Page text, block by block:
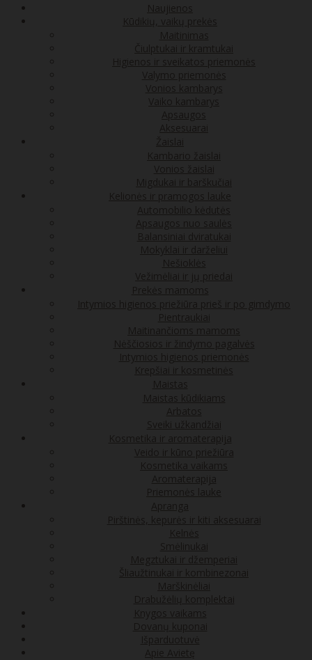
Naujienos
Kūdikių, vaikų prekės
Maitinimas
Čiulptukai ir kramtukai
Higienos ir sveikatos priemonės
Valymo priemonės
Vonios kambarys
Vaiko kambarys
Apsaugos
Aksesuarai
Žaislai
Kambario žaislai
Vonios žaislai
Migdukai ir barškučiai
Kelionės ir pramogos lauke
Automobilio kėdutės
Apsaugos nuo saulės
Balansiniai dviratukai
Mokyklai ir darželiui
Nešioklės
Vežimėliai ir jų priedai
Prekės mamoms
Intymios higienos priežiūra prieš ir po gimdymo
Pientraukiai
Maitinančioms mamoms
Nėščiosios ir žindymo pagalvės
Intymios higienos priemonės
Krepšiai ir kosmetinės
Maistas
Maistas kūdikiams
Arbatos
Sveiki užkandžiai
Kosmetika ir aromaterapija
Veido ir kūno priežiūra
Kosmetika vaikams
Aromaterapija
Priemonės lauke
Apranga
Pirštinės, kepurės ir kiti aksesuarai
Kelnės
Smėlinukai
Megztukai ir džemperiai
Šliaužtinukai ir kombinezonai
Marškinėliai
Drabužėlių komplektai
Knygos vaikams
Dovanų kuponai
Išparduotuvė
Apie Avietę